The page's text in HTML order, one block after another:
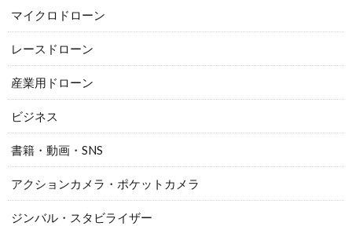
マイクロドローン
レースドローン
産業用ドローン
ビジネス
書籍・動画・SNS
アクションカメラ・ポケットカメラ
ジンバル・スタビライザー